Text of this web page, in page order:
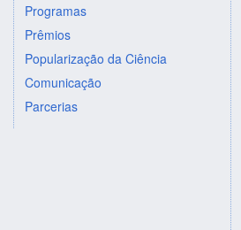
Programas
Prêmios
Popularização da Ciência
Comunicação
Parcerias